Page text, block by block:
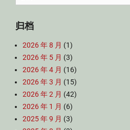
for:
归档
2026 年 8 月 (1)
2026 年 5 月 (3)
2026 年 4 月 (16)
2026 年 3 月 (15)
2026 年 2 月 (42)
2026 年 1 月 (6)
2025 年 9 月 (3)